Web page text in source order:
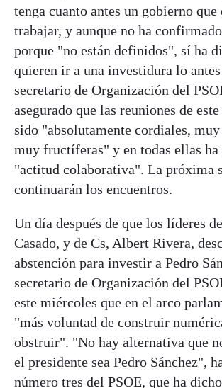
tenga cuanto antes un gobierno que
trabajar, y aunque no ha
porque "no están definidos", sí ha
quieren ir a una investidura lo
secretario de Organización del
asegurado que las reuniones de
sido "absolutamente cordiales,
muy fructíferas" y en todas ellas
"actitud colaborativa". La próxima
continuarán los encuentros.
Un día después de que los líderes
Casado, y de Cs, Albert Rivera,
abstención para investir a Pedro
secretario de Organización del
este miércoles que en el arco
"más voluntad de construir
obstruir". "No hay alternativa que
el presidente sea Pedro Sánchez",
número tres del PSOE, que ha